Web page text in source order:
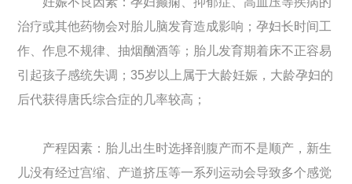
治疗或其他药物会对胎儿脑发育造成影响；孕妇长时间工
作、作息不规律、抽烟酗酒等；胎儿发育期着床不正容易
引起孩子感统失调；35岁以上属于大龄妊娠，大龄孕妇的
后代获得唐氏综合症的几率较高；
产程因素：胎儿出生时选择剖腹产而不是顺产，新生
儿没有经过宫缩、产道挤压等一系列运动会导致多个感觉